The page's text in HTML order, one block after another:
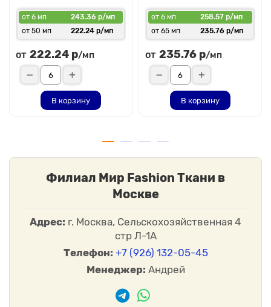
от 6 мп
243.36 р/мп
от 50 мп
222.24 р/мп
от 222.24 р/мп
В корзину
от 6 мп
258.57 р/мп
от 65 мп
235.76 р/мп
от 235.76 р/мп
В корзину
Филиал Мир Fashion Ткани в
Москве
Адрес: г. Москва, Сельскохозяйственная 4
стр Л-1А
Телефон: +7 (926) 132-05-45
Менеджер: Андрей